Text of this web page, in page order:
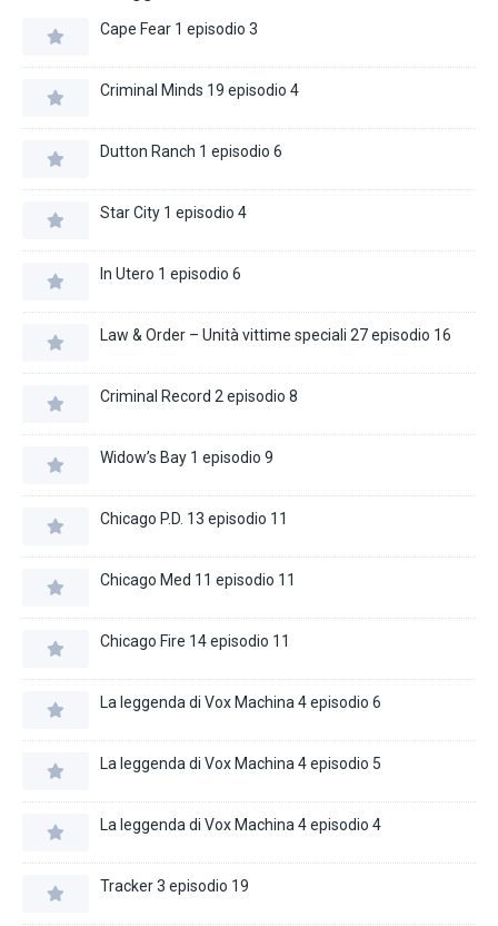
Cape Fear 1 episodio 3
Criminal Minds 19 episodio 4
Dutton Ranch 1 episodio 6
Star City 1 episodio 4
In Utero 1 episodio 6
Law & Order – Unità vittime speciali 27 episodio 16
Criminal Record 2 episodio 8
Widow’s Bay 1 episodio 9
Chicago P.D. 13 episodio 11
Chicago Med 11 episodio 11
Chicago Fire 14 episodio 11
La leggenda di Vox Machina 4 episodio 6
La leggenda di Vox Machina 4 episodio 5
La leggenda di Vox Machina 4 episodio 4
Tracker 3 episodio 19